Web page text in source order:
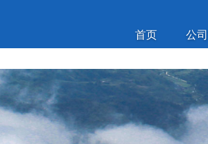
首页 公